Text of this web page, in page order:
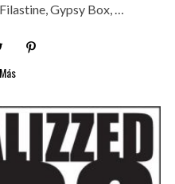
Gypsy Box, …